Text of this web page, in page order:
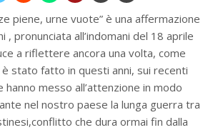
piene, urne vuote” è una affermazione
, pronunciata all’indomani del 18 aprile
a riflettere ancora una volta, come
stato fatto in questi anni, sui recenti
hanno messo all’attenzione in modo
nel nostro paese la lunga guerra tra
che dura ormai fin dalla